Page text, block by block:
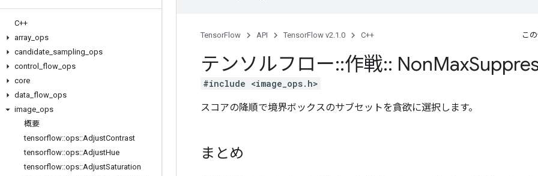
C++
array ops
candidate sampling ops
control
flow ops
core
data flow ops
image ops
概要
tensorflow::ops::AdjustContrast
tensorflow::ops::AdjustHue
tensorflow::ops::AdjustSaturation
TensorFlow API TensorFlow v2.1.0 C++ こ
テンソルフロー::作戦:: NonMax
#include <image_ops.h>
スコアの降順で境界ボックスのサブセットを貪欲に選択します。
まとめ